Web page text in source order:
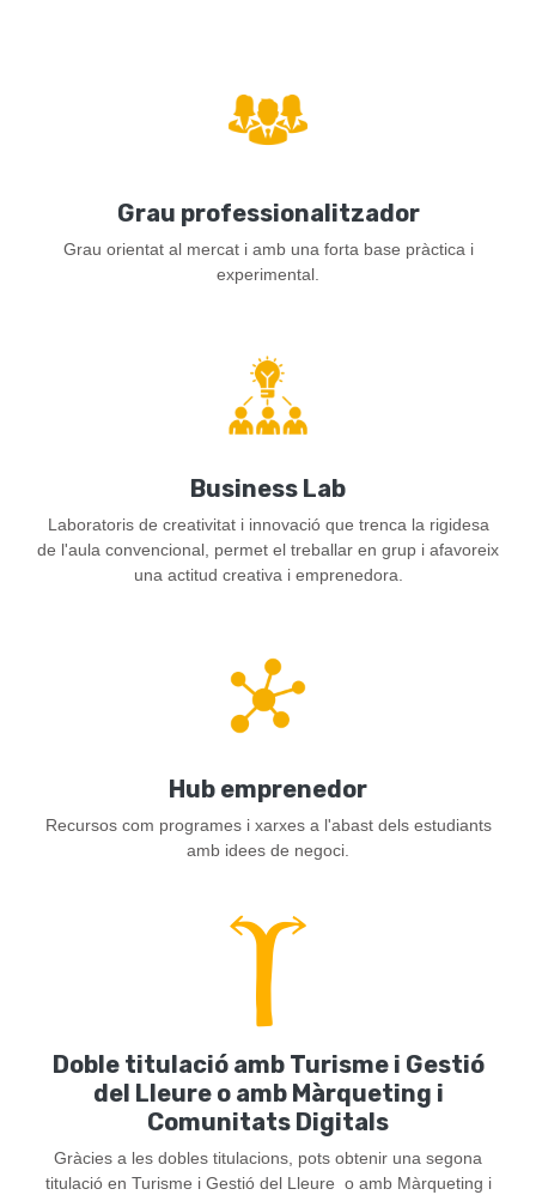
Grau professionalitzador
Grau orientat al mercat i amb una forta base pràctica i
experimental.
Business Lab
Laboratoris de creativitat i innovació que trenca la rigidesa
de l'aula convencional, permet el treballar en grup i afavoreix
una actitud creativa i emprenedora.
Hub emprenedor
Recursos com programes i xarxes a l'abast dels estudiants
amb idees de negoci.
Doble titulació amb Turisme i Gestió
del Lleure o amb Màrqueting i
Comunitats Digitals
Gràcies a les dobles titulacions, pots obtenir una segona
titulació en Turisme i Gestió del Lleure o amb Màrqueting i